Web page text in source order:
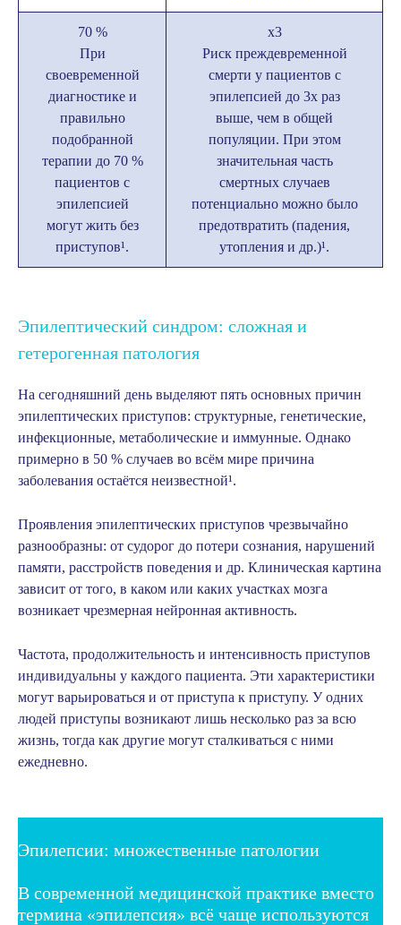
70 %
При
своевременной
диагностике и
правильно
подобранной
терапии до 70 %
пациентов с
эпилепсией
могут жить без
приступов¹.
х3
Риск преждевременной
смерти у пациентов с
эпилепсией до 3х раз
выше, чем в общей
популяции. При этом
значительная часть
смертных случаев
потенциально можно было
предотвратить (падения,
утопления и др.)¹.
Эпилептический синдром: сложная и
гетерогенная патология
На сегодняшний день выделяют пять основных причин
эпилептических приступов: структурные, генетические,
инфекционные, метаболические и иммунные. Однако
примерно в 50 % случаев во всём мире причина
заболевания остаётся неизвестной¹.
Проявления эпилептических приступов чрезвычайно
разнообразны: от судорог до потери сознания, нарушений
памяти, расстройств поведения и др. Клиническая картина
зависит от того, в каком или каких участках мозга
возникает чрезмерная нейронная активность.
Частота, продолжительность и интенсивность приступов
индивидуальны у каждого пациента. Эти характеристики
могут варьироваться и от приступа к приступу. У одних
людей приступы возникают лишь несколько раз за всю
жизнь, тогда как другие могут сталкиваться с ними
ежедневно.
Эпилепсии: множественные патологии
В современной медицинской практике вместо
термина «эпилепсия» всё чаще используются